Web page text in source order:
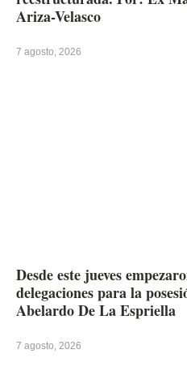
Ariza-Velasco
7 agosto, 2026
Desde este jueves
delegaciones para la
Abelardo De La Espriella
7 agosto, 2026